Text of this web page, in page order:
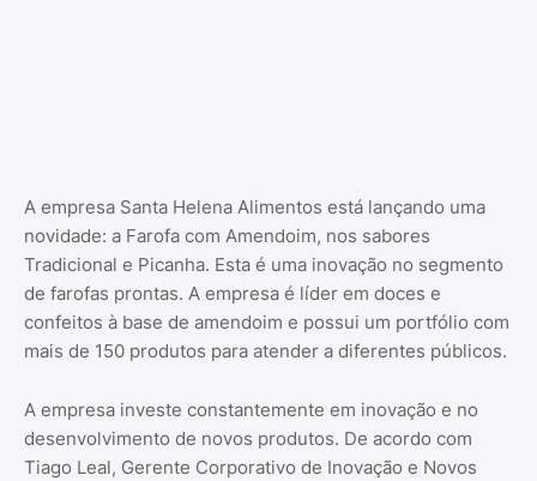
A empresa Santa Helena Alimentos está lançando uma
novidade: a Farofa com Amendoim, nos sabores
Tradicional e Picanha. Esta é uma inovação no segmento
de farofas prontas. A empresa é líder em doces e
confeitos à base de amendoim e possui um portfólio com
mais de 150 produtos para atender a diferentes públicos.
A empresa investe constantemente em inovação e no
desenvolvimento de novos produtos. De acordo com
Tiago Leal, Gerente Corporativo de Inovação e Novos